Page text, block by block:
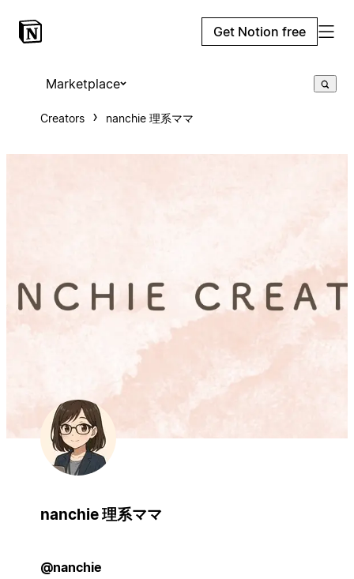
Get Notion free
Marketplace
Creators nanchie 理系ママ
nanchie 理系ママ
@nanchie